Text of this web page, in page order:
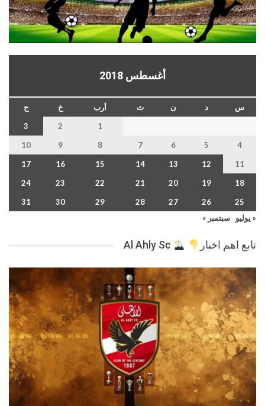
أغسطس 2018
س د ن ث أرب خ
ج
1
2
3
4
5
6
7
8
9
10
11
12
13
14
15
16
17
18
19
20
21
22
23
24
25
26
27
28
29
30
31
« يوليو
سبتمبر »
تابع اهم اخبار